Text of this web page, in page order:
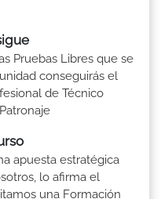
Pruebas Libres que se
conseguirás el
de Técnico
apuesta estratégica
lo afirma el
una Formación